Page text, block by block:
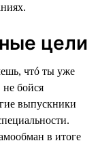
цели
чтó ты уже
не бойся
выпускники
в итоге